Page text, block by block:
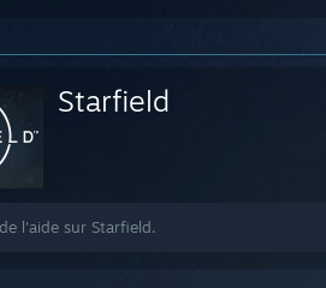
Starfield
l'aide sur Starfield.